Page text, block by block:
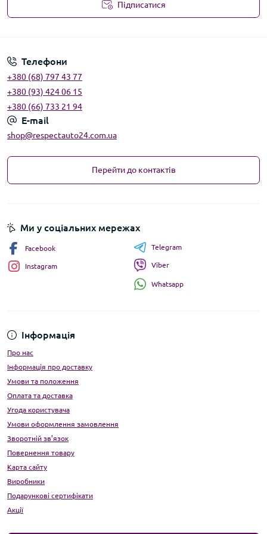
Підписатися
Телефони
+380 (68) 797 43 77
+380 (93) 424 06 15
+380 (66) 733 21 94
E-mail
shop@respectauto24.com.ua
Перейти до контактів
Інформація
Про нас
Інформація про доставку
Умови та положення
Оплата та доставка
Угода користувача
Умови оформлення замовлення
Зворотній зв’язок
Повернення товару
Карта сайту
Виробники
Подарункові сертифікати
Акції
Ми у соціальних мережах
Facebook
Instagram
Telegram
Viber
Whatsapp